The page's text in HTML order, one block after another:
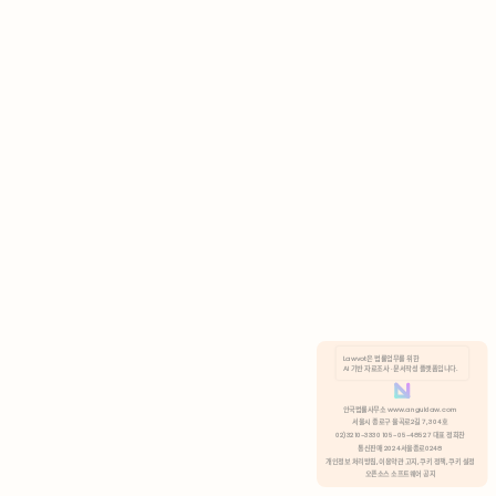
분석 쿠키 허용
Lawvot은 법률업무를 위한
AI 기반 자료조사 · 문서작성 플랫폼입니다.
안국법률사무소 www.anguklaw.com
서울시 종로구 율곡로2길 7, 304호
02)3210-3330 105-05-48527 대표 정희찬
통신판매 2024서울종로0248
개인정보 처리방침, 이용약관 고지, 쿠키 정책, 쿠키 설정
오픈소스 소프트웨어 공지